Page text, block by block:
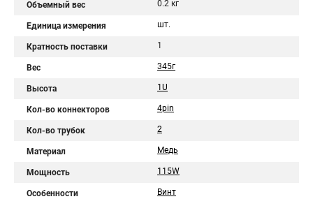
Объемный вес 0.2 кг
Единица измерения шт.
Кратность поставки 1
Вес 345г
Высота 1U
Кол-во коннекторов 4pin
Кол-во трубок 2
Материал Медь
Мощность 115W
Особенности Винт